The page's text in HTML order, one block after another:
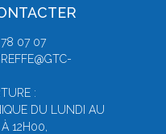
07 07
:
DU LUNDI AU
12H00,